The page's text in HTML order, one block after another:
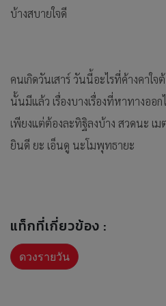
บ้างสบายใจดี
คนเกิดวันเสาร์ วันนี้อะไรที่ค้างคาใจ
นั้นมีแล้ว เรื่องบางเรื่องที่หาทางออ
เพียงแต่ต้องละทิฐิลงบ้าง สวดนะ เ
ยินดี ยะ เอ็นดู นะโมพุทธายะ
แท็กที่เกี่ยวข้อง :
ดวงรายวัน